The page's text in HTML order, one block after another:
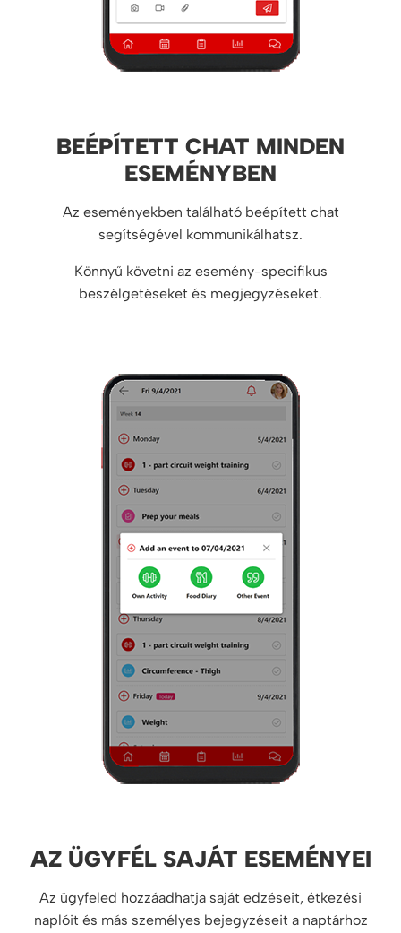
BEÉPÍTETT CHAT MINDEN
ESEMÉNYBEN
Az eseményekben található beépített chat
segítségével kommunikálhatsz.
Könnyű követni az esemény-specifikus
beszélgetéseket és megjegyzéseket.
AZ ÜGYFÉL SAJÁT ESEMÉNYEI
Az ügyfeled hozzáadhatja saját edzéseit, étkezési
naplóit és más személyes bejegyzéseit a naptárhoz